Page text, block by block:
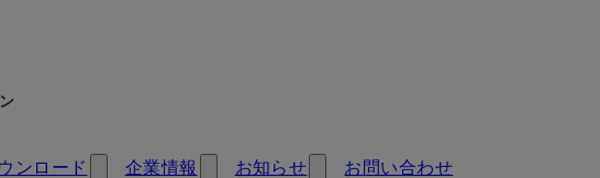
ンロード 企業情報 お知らせ お問い合わせ